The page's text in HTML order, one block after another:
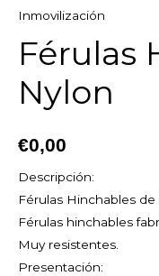
Inmovilización
Férulas
Nylon
€0,00
Descripción:
Férulas Hinchables de
Férulas hinchables
Muy resistentes.
Presentación:
Nylon